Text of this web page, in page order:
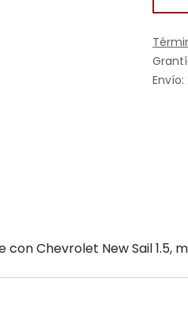
Chevrolet New Sail 1.5,